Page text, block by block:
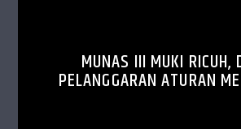
MUNAS III MUKI RICUH,
PELANGGARAN ATURAN